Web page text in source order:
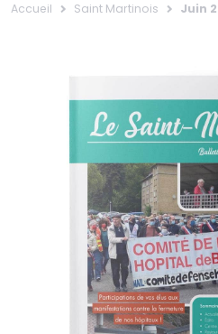
Accueil Saint Martinois Juin